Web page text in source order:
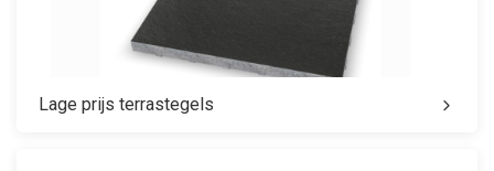
Lage prijs terrastegels